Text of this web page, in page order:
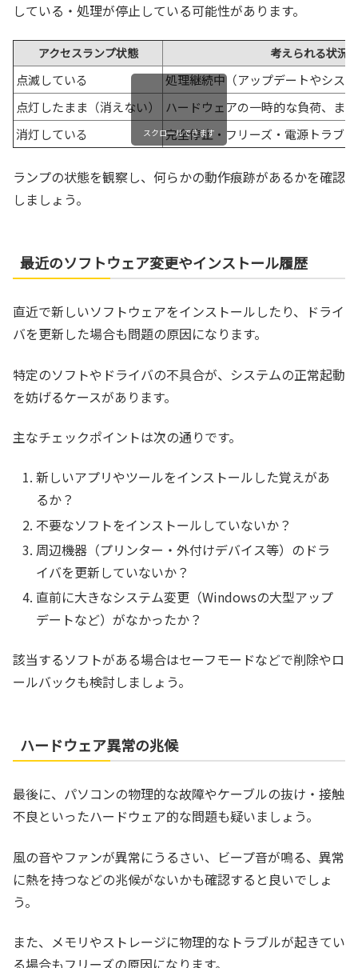
している・処理が停止している可能性があります。
アクセスランプ状態 考えられる状況
点滅している
処理継続中（アップデートやシス
点灯したまま（消えない）
ハードウェアの一時的な負荷、ま
消灯している
完全停止・フリーズ・電源トラブ
スクロールできます
ランプの状態を観察し、何らかの動作痕跡があるかを確認
しましょう。
最近のソフトウェア変更やインストール履歴
直近で新しいソフトウェアをインストールしたり、ドライ
バを更新した場合も問題の原因になります。
特定のソフトやドライバの不具合が、システムの正常起動
を妨げるケースがあります。
主なチェックポイントは次の通りです。
新しいアプリやツールをインストールした覚えがあ
るか？
不要なソフトをインストールしていないか？
周辺機器（プリンター・外付けデバイス等）のドラ
イバを更新していないか？
直前に大きなシステム変更（Windowsの大型アップ
デートなど）がなかったか？
該当するソフトがある場合はセーフモードなどで削除やロ
ールバックも検討しましょう。
ハードウェア異常の兆候
最後に、パソコンの物理的な故障やケーブルの抜け・接触
不良といったハードウェア的な問題も疑いましょう。
風の音やファンが異常にうるさい、ビープ音が鳴る、異常
に熱を持つなどの兆候がないかも確認すると良いでしょ
う。
また、メモリやストレージに物理的なトラブルが起きてい
る場合もフリーズの原因になります。